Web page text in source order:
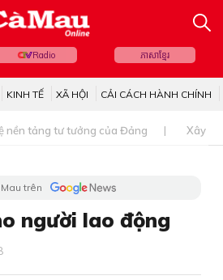
Radio ភាសាខ្មែរ
KINH TẾ XÃ HỘI CẢI CÁCH HÀNH CHÍNH
nền tảng tư tưởng của Đảng Xây
trên
người lao động